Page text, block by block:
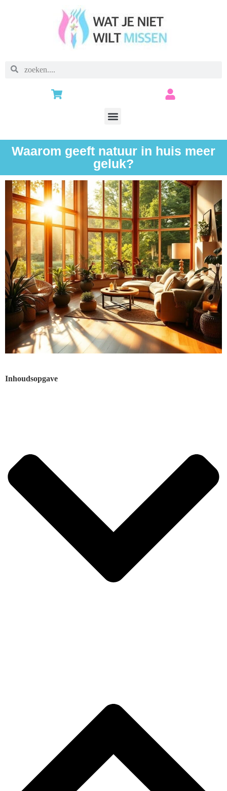
Waarom geeft natuur in huis meer
geluk?
Inhoudsopgave